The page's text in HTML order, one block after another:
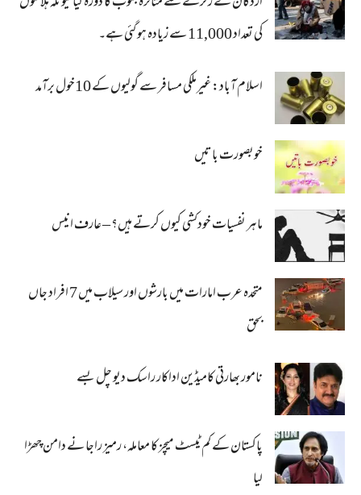
کی تعداد 11,000 سے زیادہ ہو گئی ہے۔
اسلام آباد: غیرملکی مسافر سے گولیوں کے 10خول برآمد
خوبصورت باتیں
ماہر نفسیات خودکشی کیوں کرتے ہیں؟ – عارف انیس
متحدہ عرب امارات میں بارشوں اور سیلاب میں 7 افراد جاں
بحق
نامور بھارتی کامیڈین اداکار راسک دیو چل بسے
پاکستان کے کم ٹیسٹ میچز کا معاملہ، رمیز راجا نے دامن چھڑا
لیا